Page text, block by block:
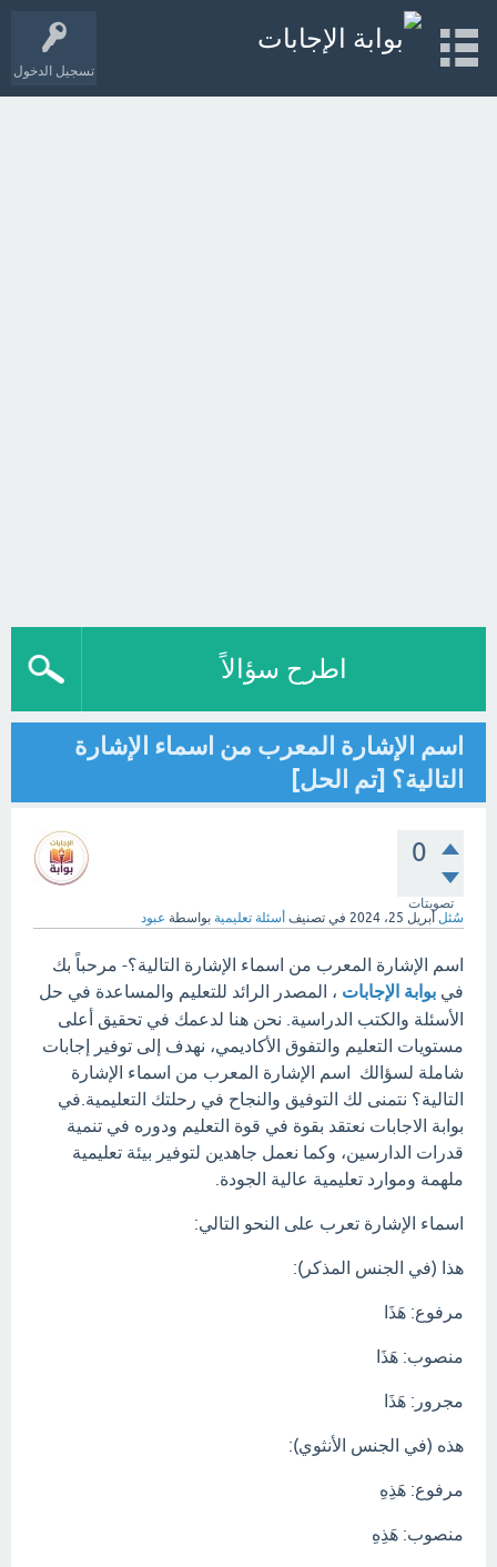
تسجيل الدخول
اطرح سؤالاً
اسم الإشارة المعرب من اسماء الإشارة
التالية؟ [تم الحل]
0
تصويتات
سُئل أبريل 25، 2024 في تصنيف أسئلة تعليمية بواسطة عبود
اسم الإشارة المعرب من اسماء الإشارة التالية؟- مرحباً بك
في بوابة الإجابات ، المصدر الرائد للتعليم والمساعدة في حل
الأسئلة والكتب الدراسية. نحن هنا لدعمك في تحقيق أعلى
مستويات التعليم والتفوق الأكاديمي، نهدف إلى توفير إجابات
شاملة لسؤالك اسم الإشارة المعرب من اسماء الإشارة
التالية؟ نتمنى لك التوفيق والنجاح في رحلتك التعليمية.في
بوابة الاجابات نعتقد بقوة في قوة التعليم ودوره في تنمية
قدرات الدارسين، وكما نعمل جاهدين لتوفير بيئة تعليمية
ملهمة وموارد تعليمية عالية الجودة.
اسماء الإشارة تعرب على النحو التالي:
هذا (في الجنس المذكر):
مرفوع: هَذَا
منصوب: هَذَا
مجرور: هَذَا
هذه (في الجنس الأنثوي):
مرفوع: هَذِهِ
منصوب: هَذِهِ